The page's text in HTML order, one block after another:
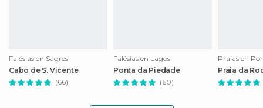
Falésias en Sagres
Cabo de S. Vicente
(66)
Falésias en Lagos
Ponta da Piedade
(60)
Praias en
Praia da